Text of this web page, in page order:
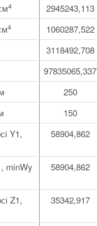
4 2945243,113
4 1060287,522
3118492,708
97835065,337
250
150
Y1,
58904,862
minWy
58904,862
Z1,
35342,917